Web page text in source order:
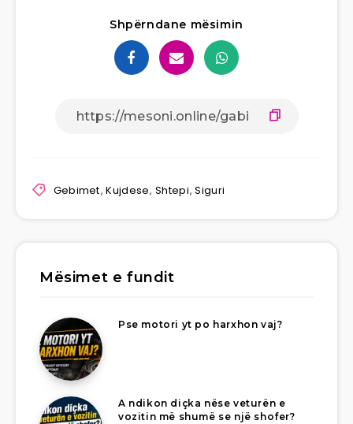
Shpërndane mësimin
Gebimet,Kujdese,Shtepi,Siguri
Mësimet e fundit
Pse motori yt po harxhon vaj?
A ndikon diçka nëse veturën e
vozitin më shumë se një shofer?